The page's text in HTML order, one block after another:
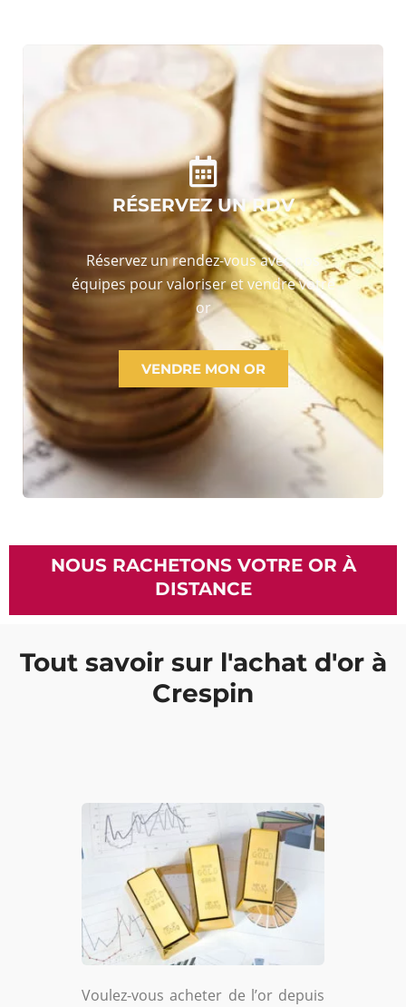
RÉSERVEZ UN RDV
Réservez un rendez-vous avec nos
équipes pour valoriser et vendre votre
or
VENDRE MON OR
NOUS RACHETONS VOTRE OR À
DISTANCE
Tout savoir sur l'achat d'or à
Crespin
Voulez-vous acheter de l’or depuis